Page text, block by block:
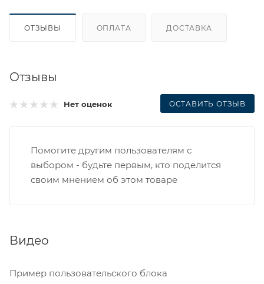
ОТЗЫВЫ ОПЛАТА ДОСТАВКА
Отзывы
Нет оценок ОСТАВИТЬ ОТЗЫВ
Помогите другим пользователям с
выбором - будьте первым, кто поделится
своим мнением об этом товаре
Видео
Пример пользовательского блока